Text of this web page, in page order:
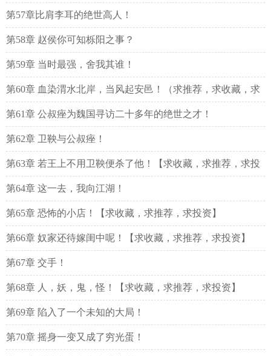
第57章比肩李耳的绝世高人！
第58章 赵侯你可知栎阳之事？
第59章 当时最强，舍我其谁！
第60章 血染渭水北岸，当风起安邑！（求推荐，求收藏，求
投资）
第61章 公叔痤为魏国寻访二十多年的绝世之才！
第62章 卫鞅与公叔痤！
第63章 若王上不用卫鞅便杀了他！【求收藏，求推荐，求投
资！】
第64章 这一去，我向江湖！
第65章 恐怖的小店！【求收藏，求推荐，求投资】
第66章 奴家还待嫁闺中呢！【求收藏，求推荐，求投资】
第67章 交手！
第68章 人，妖，鬼，怪！【求收藏，求推荐，求投资】
第69章 陷入了一个未知的大局！
第70章 摇身一变又成了穷光蛋！